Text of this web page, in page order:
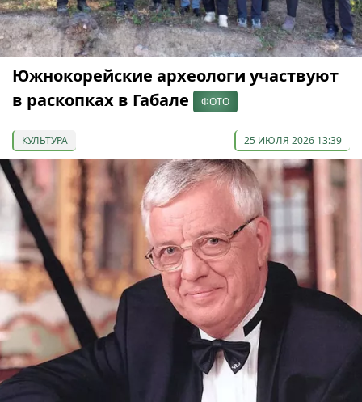
Южнокорейские археологи участвуют
в раскопках в Габале
ФОТО
КУЛЬТУРА 25 ИЮЛЯ 2026 13:39